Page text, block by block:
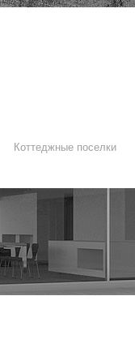
Коттеджные поселки